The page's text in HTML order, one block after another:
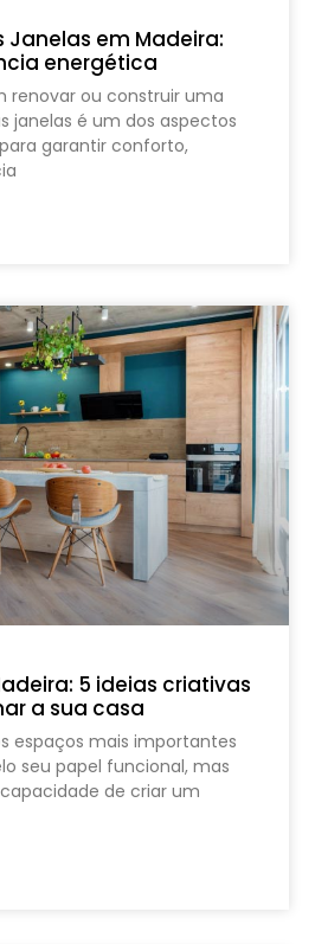
em Madeira:
energética
renovar ou construir uma
janelas é um dos aspectos
garantir conforto,
5 ideias criativas
a sua casa
espaços mais importantes
seu papel funcional, mas
de criar um